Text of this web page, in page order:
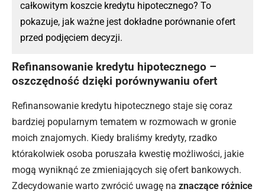
całkowitym koszcie kredytu hipotecznego? To
pokazuje, jak ważne jest dokładne porównanie ofert
przed podjęciem decyzji.
Refinansowanie kredytu hipotecznego –
oszczędność dzięki porównywaniu ofert
Refinansowanie kredytu hipotecznego staje się coraz
bardziej popularnym tematem w rozmowach w gronie
moich znajomych. Kiedy braliśmy kredyty, rzadko
którakolwiek osoba poruszała kwestię możliwości, jakie
mogą wyniknąć ze zmieniających się ofert bankowych.
Zdecydowanie warto zwrócić uwagę na znaczące różnice